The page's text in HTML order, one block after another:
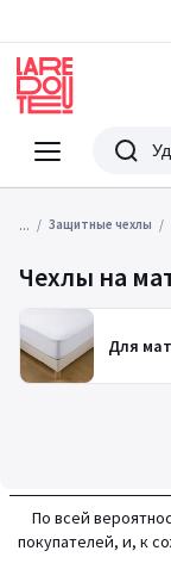
Меню
Redoute
Поиск
... Защитные чехлы
Чехлы на
Для
По всей
покупателей, и, к